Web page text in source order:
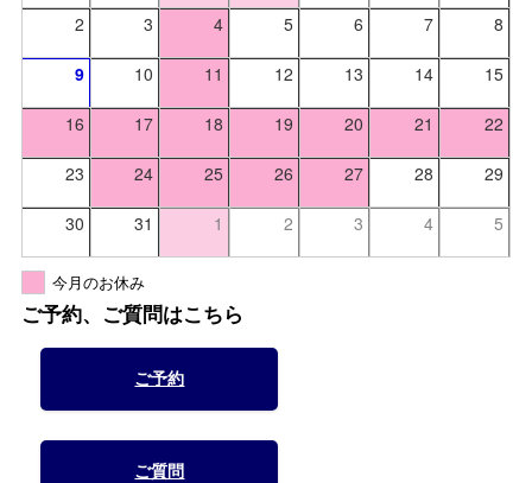
2 3 4 5 6 7 8
9 10 11 12 13 14 15
16 17 18 19 20 21 22
23 24 25 26 27 28 29
30 31 1 2 3 4 5
今月のお休み
ご予約、ご質問はこちら
ご予約
ご質問